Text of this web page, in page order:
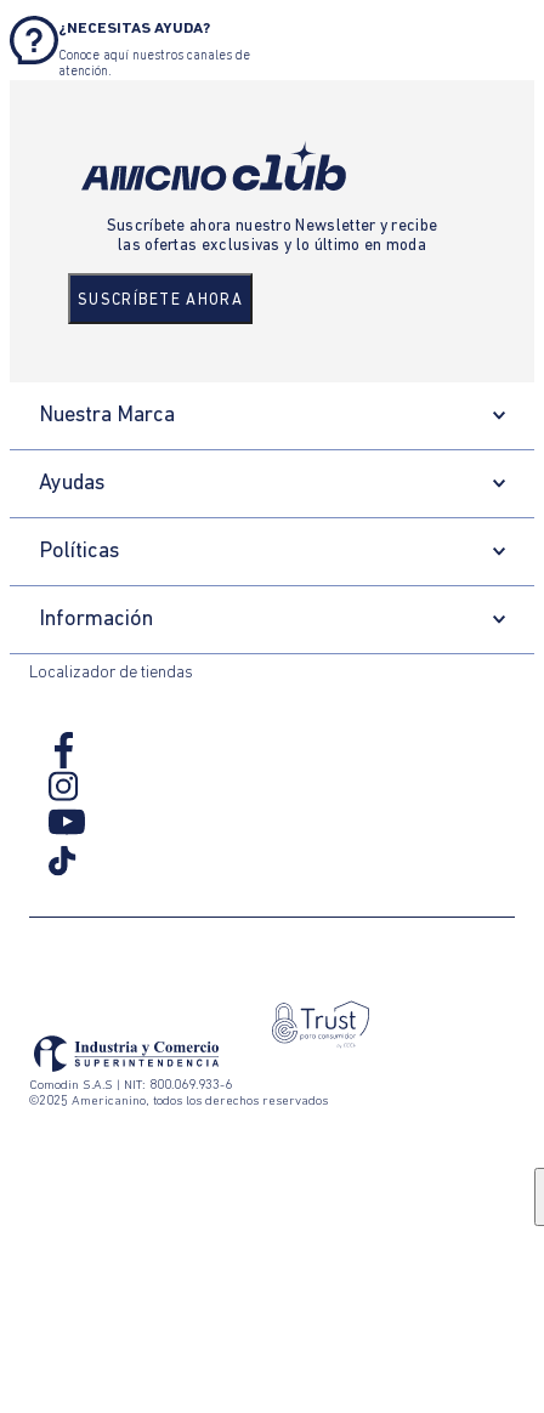
¿NECESITAS AYUDA?
Conoce aquí nuestros canales de
atención.
Suscríbete ahora nuestro Newsletter y recibe
las ofertas exclusivas y lo último en moda
SUSCRÍBETE AHORA
Nuestra Marca
Ayudas
Políticas
Información
Localizador de tiendas
Comodin S.A.S | NIT: 800.069.933-6
©2025 Americanino, todos los derechos reservados